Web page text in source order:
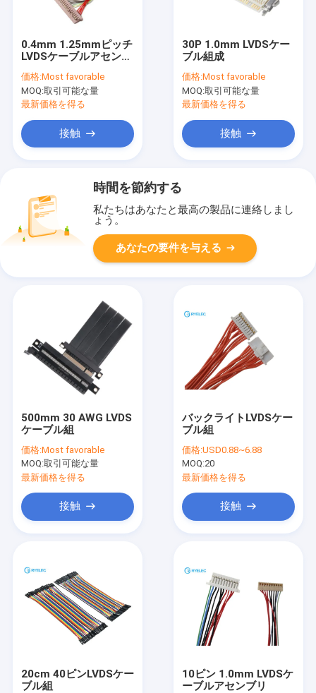
0.4mm 1.25mmピッチ
LVDSケーブルアセンブ
価格:Most favorable
MOQ:取引可能な量
最新価格を得る
接触
30P 1.0mm LVDSケー
ブル組成
価格:Most favorable
MOQ:取引可能な量
最新価格を得る
接触
時間を節約する
私たちはあなたと最高の製品に連絡しまし
ょう。
あなたの要件を与える
500mm 30 AWG LVDS
ケーブル組
価格:Most favorable
MOQ:取引可能な量
最新価格を得る
接触
バックライトLVDSケー
ブル組
価格:USD0.88~6.88
MOQ:20
最新価格を得る
接触
20cm 40ピンLVDSケー
ブル組
10ピン 1.0mm LVDSケ
ーブルアセンブリ